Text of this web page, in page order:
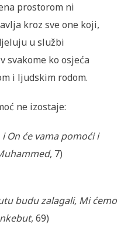
prostorom ni
kroz sve one koji,
u službi
svakome ko osjeća
i ljudskim rodom.
ne izostaje:
On će vama pomoći i
, 7)
budu zalagali, Mi ćemo
, 69)